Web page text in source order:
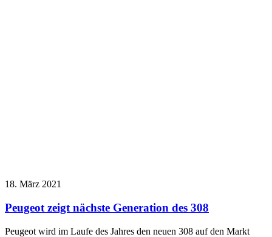
18. März 2021
Peugeot zeigt nächste Generation des 308
Peugeot wird im Laufe des Jahres den neuen 308 auf den Markt